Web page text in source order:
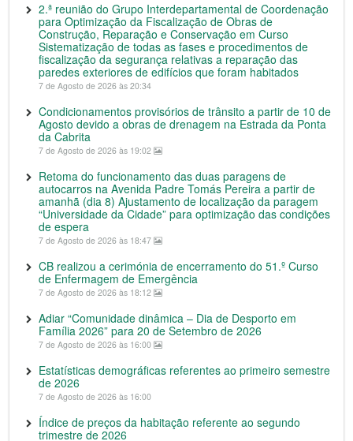
2.ª reunião do Grupo Interdepartamental de Coordenação
para Optimização da Fiscalização de Obras de
Construção, Reparação e Conservação em Curso
Sistematização de todas as fases e procedimentos de
fiscalização da segurança relativas a reparação das
paredes exteriores de edifícios que foram habitados
7 de Agosto de 2026 às 20:34
Condicionamentos provisórios de trânsito a partir de 10 de
Agosto devido a obras de drenagem na Estrada da Ponta
da Cabrita
7 de Agosto de 2026 às 19:02
Retoma do funcionamento das duas paragens de
autocarros na Avenida Padre Tomás Pereira a partir de
amanhã (dia 8) Ajustamento de localização da paragem
“Universidade da Cidade” para optimização das condições
de espera
7 de Agosto de 2026 às 18:47
CB realizou a cerimónia de encerramento do 51.º Curso
de Enfermagem de Emergência
7 de Agosto de 2026 às 18:12
Adiar “Comunidade dinâmica – Dia de Desporto em
Família 2026” para 20 de Setembro de 2026
7 de Agosto de 2026 às 16:00
Estatísticas demográficas referentes ao primeiro semestre
de 2026
7 de Agosto de 2026 às 16:00
Índice de preços da habitação referente ao segundo
trimestre de 2026